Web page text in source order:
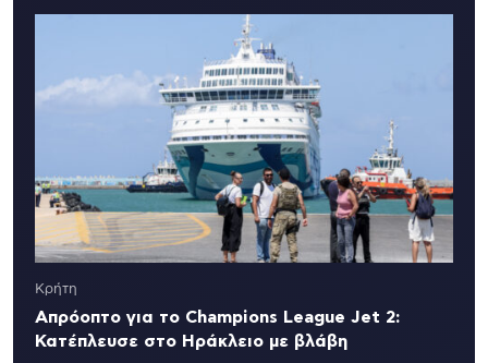
Κρήτη
Απρόοπτο για το Champions League Jet 2:
Κατέπλευσε στο Ηράκλειο με βλάβη